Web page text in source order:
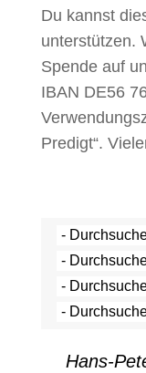
Du kannst
unterstützen.
Spende auf
IBAN DE56
Predigt“.
Hans-